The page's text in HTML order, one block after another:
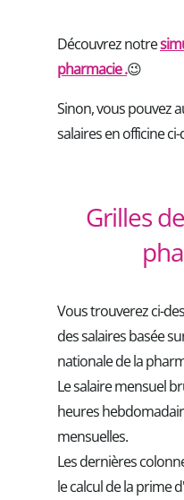
Découvrez notre
pharmacie .😉
Sinon, vous pouvez
salaires en officine ci-
Grilles
Vous trouverez ci-
des salaires basée
nationale de la
Le salaire mensuel
heures
mensuelles.
Les dernières
le calcul de la prime